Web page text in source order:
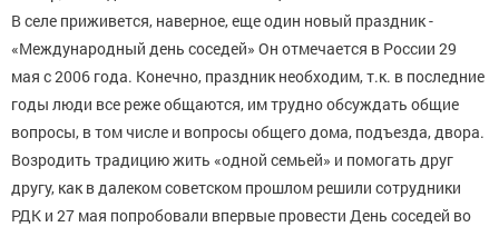
В селе приживется, наверное, еще один новый праздник -
«Международный день соседей» Он отмечается в России 29
мая с 2006 года. Конечно, праздник необходим, т.к. в последние
годы люди все реже общаются, им трудно обсуждать общие
вопросы, в том числе и вопросы общего дома, подъезда, двора.
Возродить традицию жить «одной семьей» и помогать друг
другу, как в далеком советском прошлом решили сотрудники
РДК и 27 мая попробовали впервые провести День соседей во